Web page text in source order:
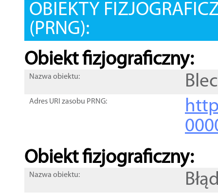
OBIEKTY
(PRNG):
Obiekt fizjograficzny:
Nazwa obiektu:
Adres URI zasobu PRNG:
Obiekt fizjograficzny:
Nazwa obiektu: